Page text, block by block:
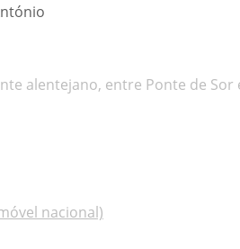
alentejano, entre Ponte de
nacional)